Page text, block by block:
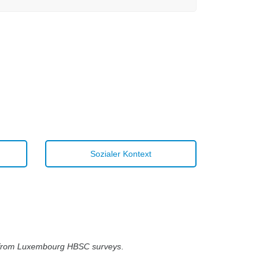
Sozialer Kontext
Luxembourg HBSC surveys